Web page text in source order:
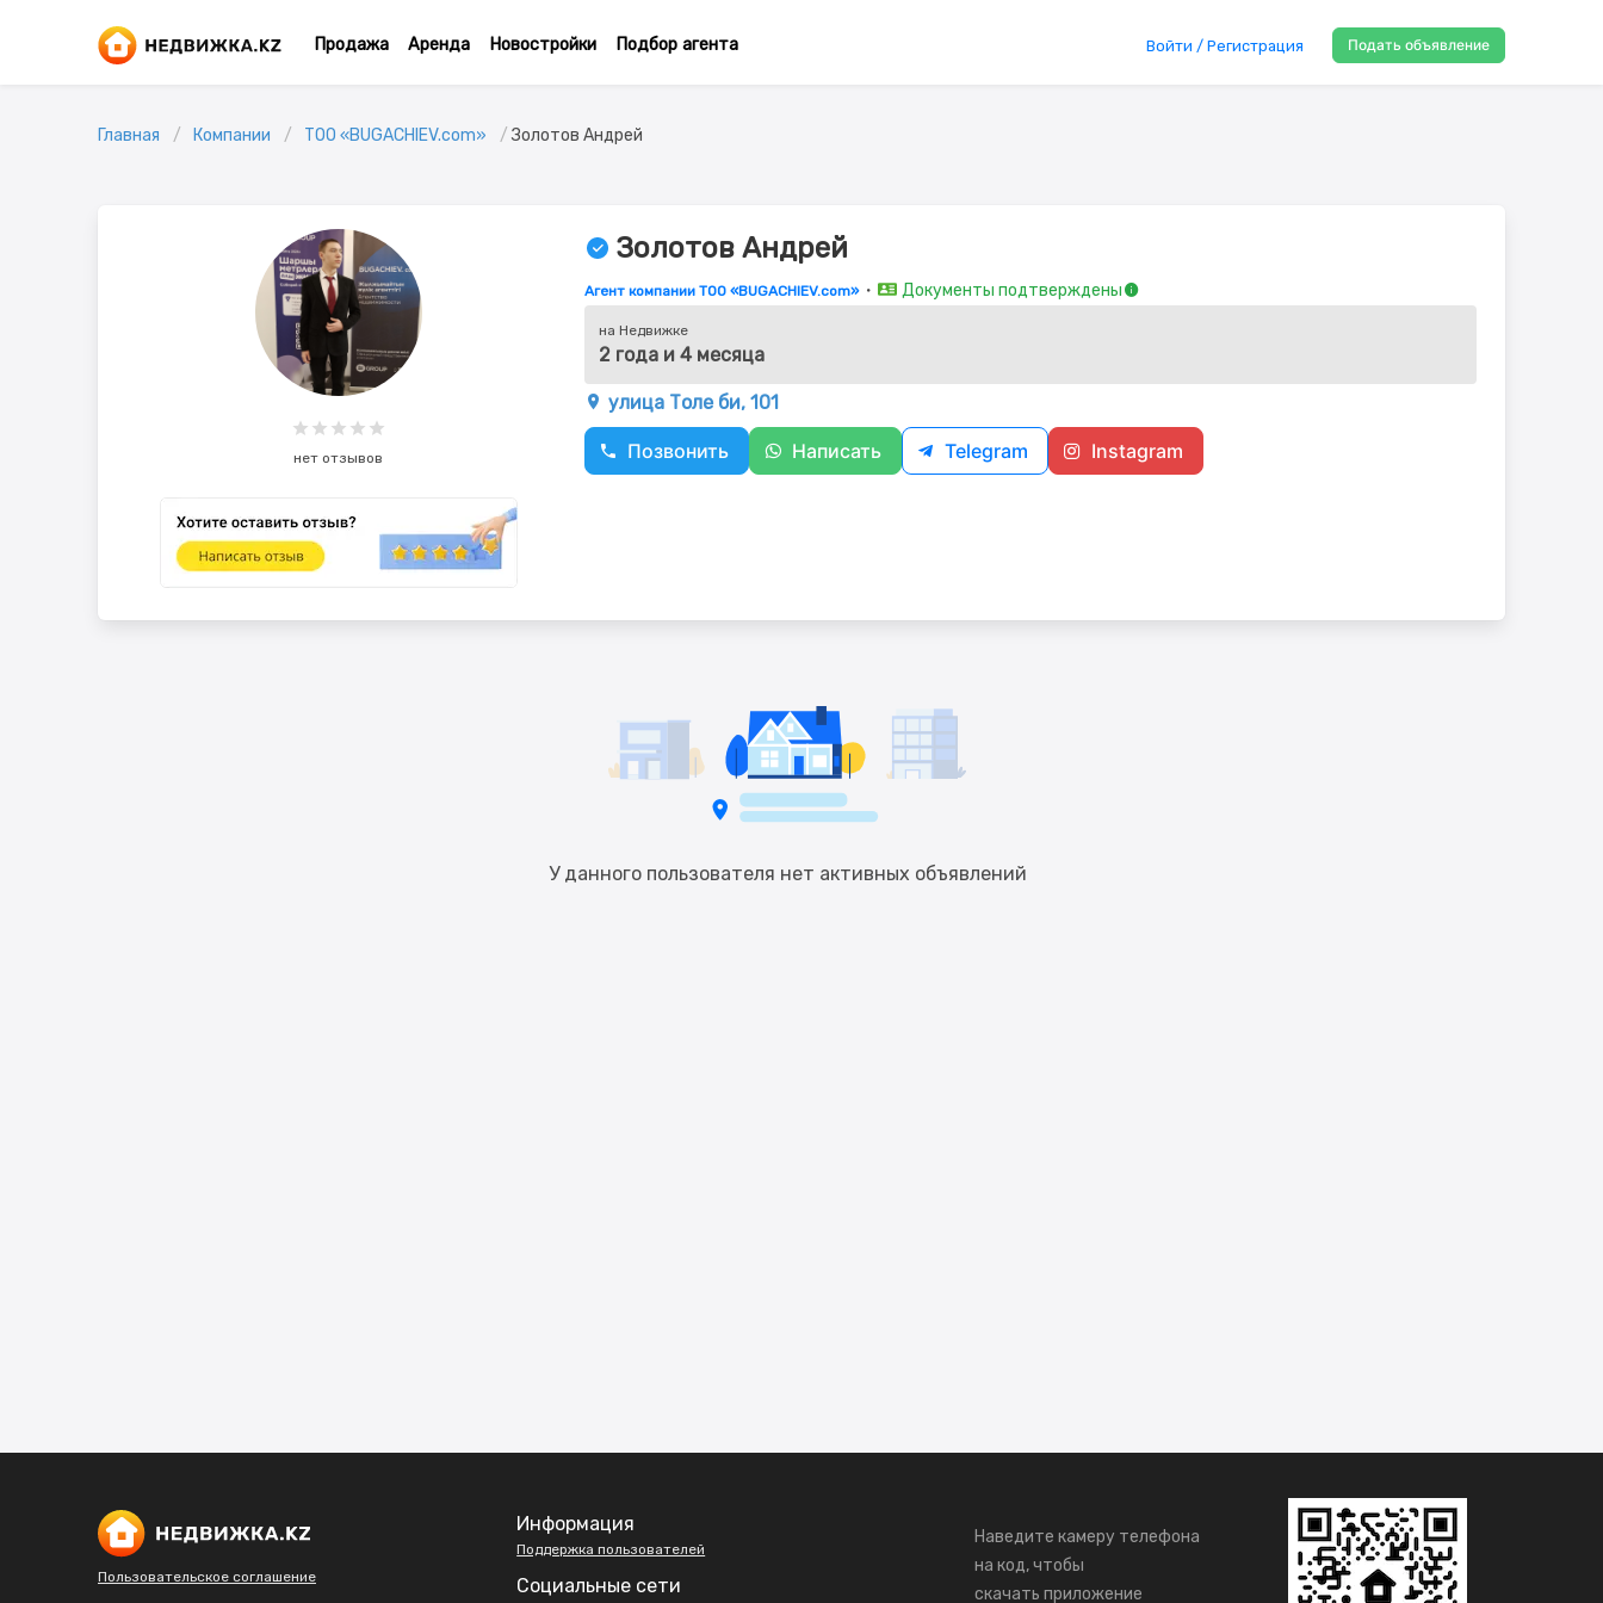
Продажа Аренда Новостройки Подбор агента Войти / Регистрация Подать объявление
Главная Компании ТОО «BUGACHIEV.com» Золотов Андрей
нет отзывов
Золотов Андрей
Агент компании ТОО «BUGACHIEV.com»・ Документы подтверждены
на Недвижке
2 года и 4 месяца
улица Толе би, 101
Позвонить Написать Telegram Instagram
У данного пользователя нет активных объявлений
Пользовательское соглашение
Информация
Поддержка пользователей
Социальные сети
Наведите камеру телефона
на код, чтобы
скачать приложение